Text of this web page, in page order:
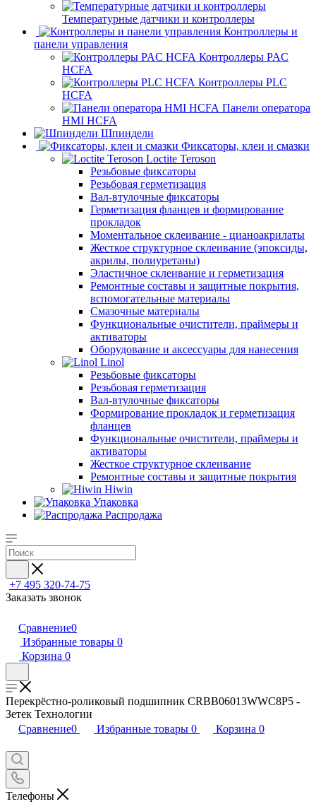
Температурные датчики и контроллеры
Контроллеры и
панели управления
Контроллеры PAC
HCFA
Контроллеры PLC
HCFA
Панели оператора
HMI HCFA
Шпиндели
Фиксаторы, клеи и смазки
Loctite Teroson
Резьбовые фиксаторы
Резьбовая герметизация
Вал-втулочные фиксаторы
Герметизация фланцев и формирование
прокладок
Моментальное склеивание - цианоакрилаты
Жесткое структурное склеивание (эпоксиды,
акрилы, полиуретаны)
Эластичное склеивание и герметизация
Ремонтные составы и защитные покрытия,
вспомогательные материалы
Смазочные материалы
Функциональные очистители, праймеры и
активаторы
Оборудование и аксессуары для нанесения
Linol
Резьбовые фиксаторы
Резьбовая герметизация
Вал-втулочные фиксаторы
Формирование прокладок и герметизация
фланцев
Функциональные очистители, праймеры и
активаторы
Жесткое структурное склеивание
Ремонтные составы и защитные покрытия
Hiwin
Упаковка
Распродажа
+7 495 320-74-75
Заказать звонок
Сравнение0
Избранные товары 0
Корзина 0
Перекрёстно-роликовый подшипник CRBB06013WWC8P5 -
Зетек Технологии
Сравнение0 Избранные товары 0 Корзина 0
Телефоны